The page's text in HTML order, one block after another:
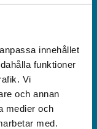
innehållet
funktioner
Vi
och annan
medier och
med.
grund.